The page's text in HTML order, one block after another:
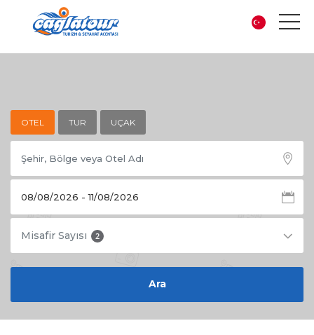
OTEL TUR UÇAK
Misafir Sayısı 2